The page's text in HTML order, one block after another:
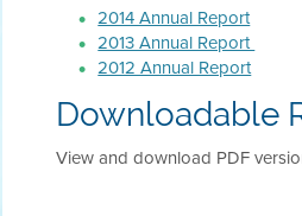
2014 Annual Report
2013 Annual Report
2012 Annual Report
Downloadable
View and download PDF